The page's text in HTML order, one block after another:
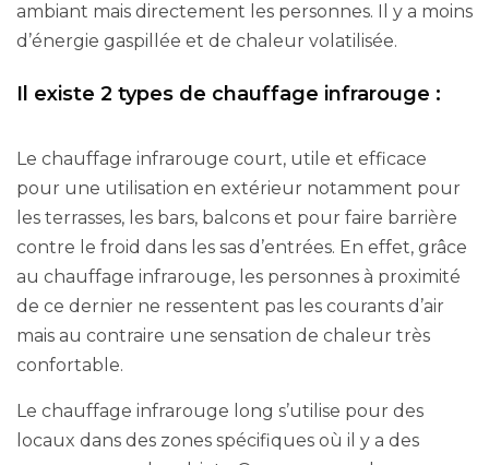
ambiant mais directement les personnes. Il y a moins
d’énergie gaspillée et de chaleur volatilisée.
Il existe 2 types de chauffage infrarouge :
Le chauffage infrarouge court, utile et efficace
pour une utilisation en extérieur notamment pour
les terrasses, les bars, balcons et pour faire barrière
contre le froid dans les sas d’entrées. En effet, grâce
au chauffage infrarouge, les personnes à proximité
de ce dernier ne ressentent pas les courants d’air
mais au contraire une sensation de chaleur très
confortable.
Le chauffage infrarouge long s’utilise pour des
locaux dans des zones spécifiques où il y a des